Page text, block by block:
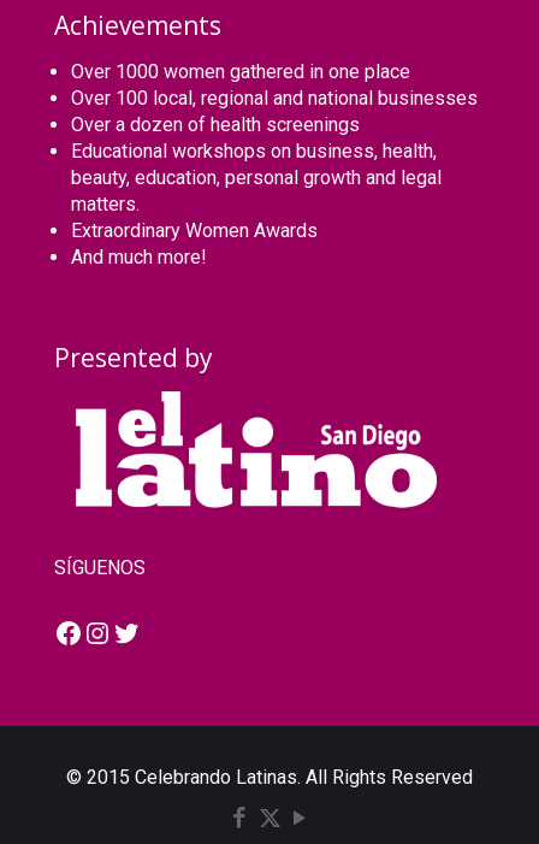
Achievements
Over 1000 women gathered in one place
Over 100 local, regional and national businesses
Over a dozen of health screenings
Educational workshops on business, health,
beauty, education, personal growth and legal
matters.
Extraordinary Women Awards
And much more!
Presented by
SÍGUENOS
Facebook
Instagram
Twitter
© 2015 Celebrando Latinas. All Rights Reserved